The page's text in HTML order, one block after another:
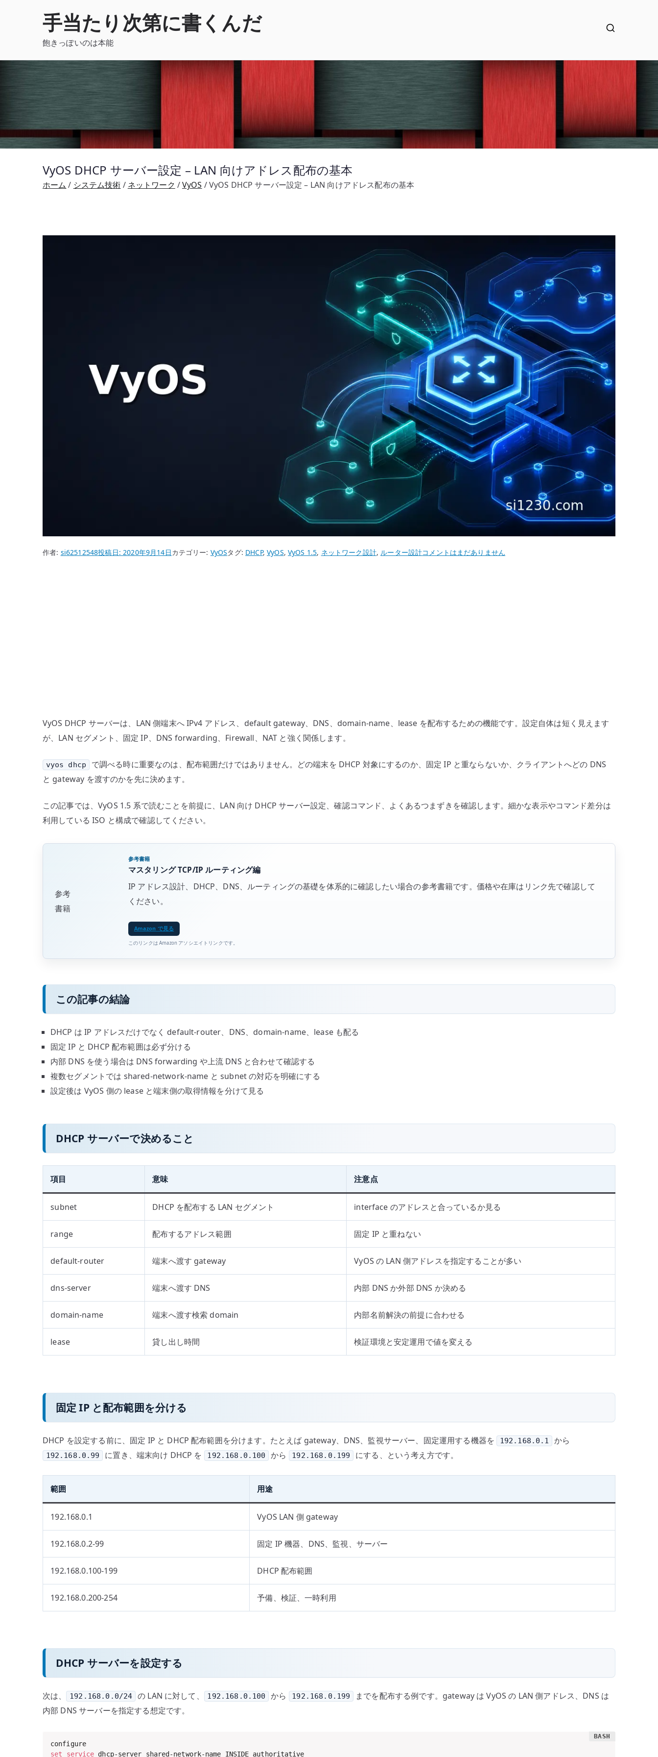
手当たり次第に書くんだ
飽きっぽいのは本能
VyOS DHCP サーバー設定 – LAN 向けアドレス配布の基本
ホーム システム技術 ネットワーク VyOS VyOS DHCP サーバー設定 – LAN 向けアドレス配布の基本
作者: si62512548投稿日:2020年9月14日カテゴリー: VyOSタグ: DHCP,VyOS,VyOS 1.5, ネットワーク設計, ルーター設計VyOS
ド
レ
布
本
コメントはまだありません
VyOS DHCP サーバーは、LAN 側端末へ IPv4 アドレス、default gateway、DNS、domain-name、lease を配布するための機能です。設定自体は短く見えます
が、LAN セグメント、固定 IP、DNS forwarding、Firewall、NAT と強く関係します。
vyos dhcp
で調べる時に重要なのは、配布範囲だけではありません。どの端末を DHCP 対象にするのか、固定 IP と重ならないか、クライアントへどの DNS
と gateway を渡すのかを先に決めます。
この記事では、VyOS 1.5 系で読むことを前提に、LAN 向け DHCP サーバー設定、確認コマンド、よくあるつまずきを確認します。細かな表示やコマンド差分は
利用している ISO と構成で確認してください。
参考
書籍
参考書籍
マスタリング TCP/IP ルーティング編
IP アドレス設計、DHCP、DNS、ルーティングの基礎を体系的に確認したい場合の参考書籍です。価格や在庫はリンク先で確認して
ください。
Amazon で見る
このリンクは Amazon アソシエイトリンクです。
この記事の結論
DHCP は IP アドレスだけでなく default-router、DNS、domain-name、lease も配る
固定 IP と DHCP 配布範囲は必ず分ける
内部 DNS を使う場合は DNS forwarding や上流 DNS と合わせて確認する
複数セグメントでは shared-network-name と subnet の対応を明確にする
設定後は VyOS 側の lease と端末側の取得情報を分けて見る
DHCP サーバーで決めること
項目 意味 注意点
subnet DHCP を配布する LAN セグメント interface のアドレスと合っているか見る
range 配布するアドレス範囲 固定 IP と重ねない
default-router 端末へ渡す gateway VyOS の LAN 側アドレスを指定することが多い
dns-server 端末へ渡す DNS 内部 DNS か外部 DNS か決める
domain-name 端末へ渡す検索 domain 内部名前解決の前提に合わせる
lease 貸し出し時間 検証環境と安定運用で値を変える
固定 IP と配布範囲を分ける
DHCP を設定する前に、固定 IP と DHCP 配布範囲を分けます。たとえば gateway、DNS、監視サーバー、固定運用する機器を 192.168.0.1 から
192.168.0.99 に置き、端末向け DHCP を 192.168.0.100 から 192.168.0.199 にする、という考え方です。
範囲 用途
192.168.0.1 VyOS LAN 側 gateway
192.168.0.2-99 固定 IP 機器、DNS、監視、サーバー
192.168.0.100-199 DHCP 配布範囲
192.168.0.200-254 予備、検証、一時利用
DHCP サーバーを設定する
次は、 192.168.0.0/24 の LAN に対して、 192.168.0.100 から 192.168.0.199
までを配布する例です。gateway は VyOS の LAN 側アドレス、DNS は
内部 DNS サーバーを指定する想定です。
set
service